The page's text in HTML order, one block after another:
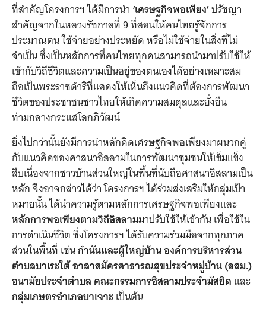
ที่สำคัญโครงการฯ ได้มีการนำ ‘เศรษฐกิจพอเพียง’ปรัชญา
สำคัญจากในหลวงรัชกาลที่ 9 ที่สอนให้คนไทยรู้จักการ
ประมาณตน ใช้จ่ายอย่างประหยัด หรือไม่ใช้จ่ายในสิ่งที่ไม่
จำเป็น ซึ่งเป็นหลักการที่คนไทยทุกคนสามารถนำมาปรับใช้ให้
เข้ากับวิถีชีวิตและความเป็นอยู่ของตนเองได้อย่างเหมาะสม
ถือเป็นพระราชดำริที่แสดงให้เห็นถึงแนวคิดที่ต้องการพัฒนา
ชีวิตของประชาชนชาวไทยให้เกิดความสมดุลและยั่งยืน
ท่ามกลางกระแสโลกภิวัฒน์
ยิ่งไปกว่านั้นยังมีการนำหลักคิดเศรษฐกิจพอเพียงมาผนวกคู่
กับแนวคิดของศาสนาอิสลามในการพัฒนาชุมชนให้เข็มแข็ง
สืบเนื่องจากชาวบ้านส่วนใหญ่ในพื้นที่นับถือศาสนาอิสลามเป็น
หลัก จึงอาจกล่าวได้ว่า โครงการฯ ได้ร่วมส่งเสริมให้กลุ่มเป้า
หมายนั้น ได้นำความรู้ตามหลักการเศรษฐกิจพอเพียงและ
หลักการพอเพียงตามวิถีอิสลามมาปรับใช้ให้เข้ากัน เพื่อใช้ใน
การดำเนินชีวิต ซึ่งโครงการฯ ได้รับความร่วมมือจากทุกภาค
ส่วนในพื้นที่ เช่นกำนันและผู้ใหญ่บ้าน องค์การบริหารส่วน
ตำบลบาเระใต้ อาสาสมัครสาธารณสุขประจำหมู่บ้าน (อสม.)
อนามัยประจำตำบล คณะกรรมการอิสลามประจำมัสยิด และ
กลุ่มเกษตรอำเภอบาเจาะเป็นต้น